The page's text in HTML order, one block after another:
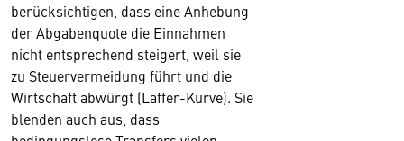
berücksichtigen, dass eine Anhebung
der Abgabenquote die Einnahmen
nicht entsprechend steigert, weil sie
zu Steuervermeidung führt und die
Wirtschaft abwürgt (Laffer-Kurve). Sie
blenden auch aus, dass